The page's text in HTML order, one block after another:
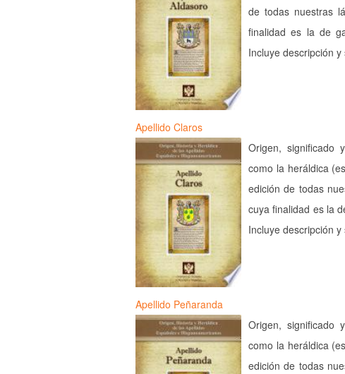
de todas nuestras
finalidad es la de
Incluye descripción
Apellido Claros
Origen, significado
como la heráldica
edición de todas
cuya finalidad es la
Incluye descripción
Apellido Peñaranda
Origen, significado
como la heráldica
edición de todas